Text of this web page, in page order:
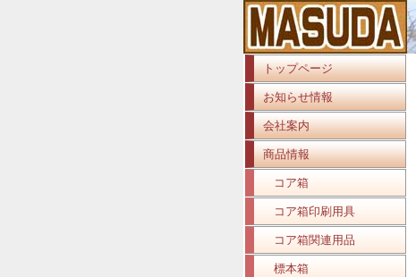
トップページ
お知らせ情報
会社案内
商品情報
コア箱
コア箱印刷用具
コア箱関連用品
標本箱